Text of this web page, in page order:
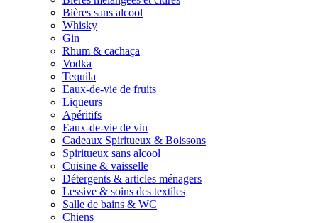
Bières sans alcool
Whisky
Gin
Rhum & cachaça
Vodka
Tequila
Eaux-de-vie de fruits
Liqueurs
Apéritifs
Eaux-de-vie de vin
Cadeaux Spiritueux & Boissons
Spiritueux sans alcool
Cuisine & vaisselle
Détergents & articles ménagers
Lessive & soins des textiles
Salle de bains & WC
Chiens